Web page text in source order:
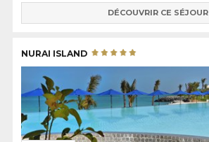
DÉCOUVRIR CE SÉJOUR
NURAI ISLAND